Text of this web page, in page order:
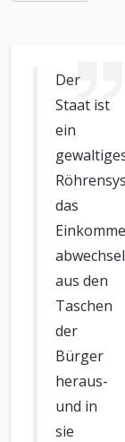
Der
Staat ist
ein
das
aus den
Taschen
der
Bürger
heraus-
und in
sie